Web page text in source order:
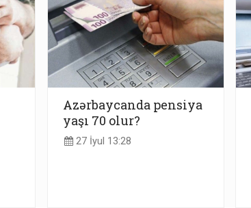
Azərbaycanda pensiya
yaşı 70 olur?
27 İyul 13:28